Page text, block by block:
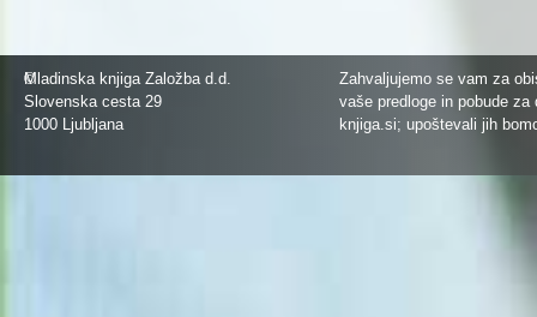
©
Mladinska knjiga Založba d.d.
Slovenska cesta 29
1000 Ljubljana
Zahvaljujemo se vam za
vaše predloge in pobude
knjiga.si; upoštevali jih